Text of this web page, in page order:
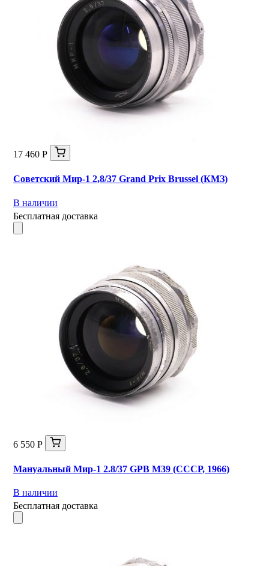
17 460 Р
Советский Мир-1 2,8/37 Grand Prix Brussel (КМЗ)
В наличии
Бесплатная доставка
6 550 Р
Мануальный Мир-1 2.8/37 GPB М39 (СССР, 1966)
В наличии
Бесплатная доставка